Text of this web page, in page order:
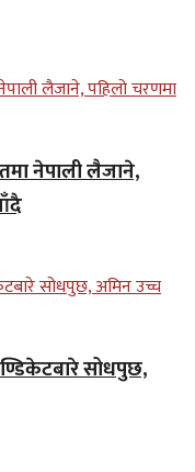
नेपाली लैजाने,
सोधपुछ,